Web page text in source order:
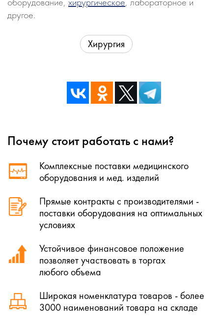
другое.
Хирургия
Почему стоит работать с нами?
Комплексные поставки медицинского
оборудования и мед. изделий
Прямые контракты с производителями -
поставки оборудования на оптимальных
условиях
Устойчивое финансовое положение
позволяет участвовать в торгах
любого объема
Широкая номенклатура товаров - более
3000 наименований товара на складе